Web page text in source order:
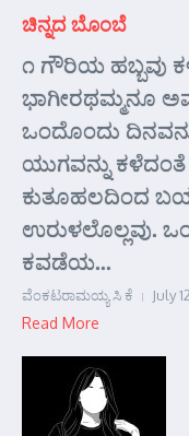
ಚಿನ್ನದ ಬೊಂಬೆ
೧ ಗೌರಿಯ ಹಬ್ಬವು
ಭಾಗೀರಥಮ್ಮನೂ
ಒಂದೊಂದು
ಯುಗವನ್ನು ಕಳೆದಂತೆ
ಕುತೂಹಲದಿಂದ
ಉರುಳಲೊಲ್ಲವು.
ಕವಡೆಯ...
ವೆಂಕಟರಾಮಯ್ಯ ಸಿ ಕೆ July
Read More